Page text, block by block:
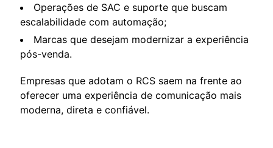
Operações de SAC e suporte que buscam
escalabilidade com automação;
Marcas que desejam modernizar a experiência
pós-venda.
Empresas que adotam o RCS saem na frente ao
oferecer uma experiência de comunicação mais
moderna, direta e confiável.